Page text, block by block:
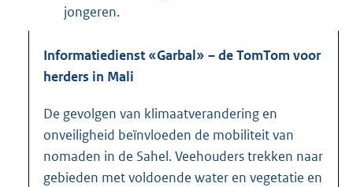
jongeren.
Informatiedienst «Garbal» – de TomTom voor
herders in Mali
De gevolgen van klimaatverandering en
onveiligheid beïnvloeden de mobiliteit van
nomaden in de Sahel. Veehouders trekken naar
gebieden met voldoende water en vegetatie en